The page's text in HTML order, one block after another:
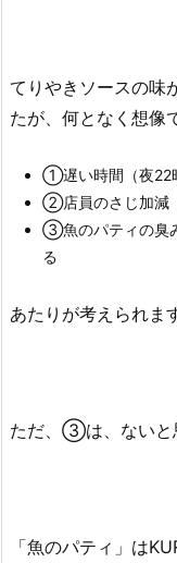
てりやきソースの味
たが、何となく想像
①遅い時間（夜22
②店員のさじ加減
③魚のパティの臭
る
あたりが考えられま
ただ、③は、ないと
「魚のパティ」は